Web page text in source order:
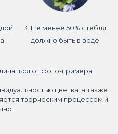
3. Не менее 50% стебля
должно быть в воде
от фото-примера,
цветка, а также
творческим процессом и